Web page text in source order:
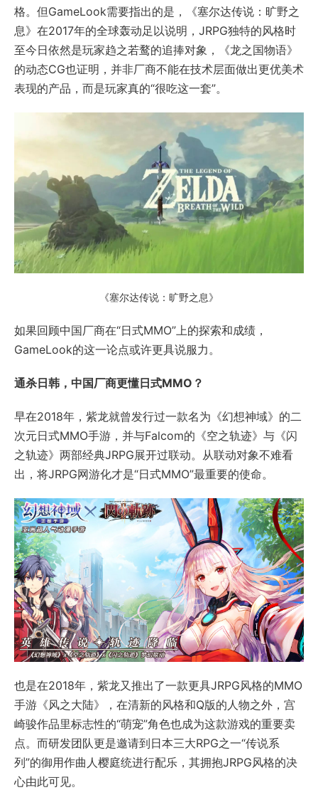
格。但GameLook需要指出的是，《塞尔达传说：旷野之
息》在2017年的全球轰动足以说明，JRPG独特的风格时
至今日依然是玩家趋之若鹜的追捧对象，《龙之国物语》
的动态CG也证明，并非厂商不能在技术层面做出更优美术
表现的产品，而是玩家真的“很吃这一套”。
《塞尔达传说：旷野之息》
如果回顾中国厂商在“日式MMO”上的探索和成绩，
GameLook的这一论点或许更具说服力。
通杀日韩，中国厂商更懂日式MMO？
早在2018年，紫龙就曾发行过一款名为《幻想神域》的二
次元日式MMO手游，并与Falcom的《空之轨迹》与《闪
之轨迹》两部经典JRPG展开过联动。从联动对象不难看
出，将JRPG网游化才是“日式MMO”最重要的使命。
也是在2018年，紫龙又推出了一款更具JRPG风格的MMO
手游《风之大陆》，在清新的风格和Q版的人物之外，宫
崎骏作品里标志性的“萌宠”角色也成为这款游戏的重要卖
点。而研发团队更是邀请到日本三大RPG之一“传说系
列”的御用作曲人樱庭统进行配乐，其拥抱JRPG风格的决
心由此可见。